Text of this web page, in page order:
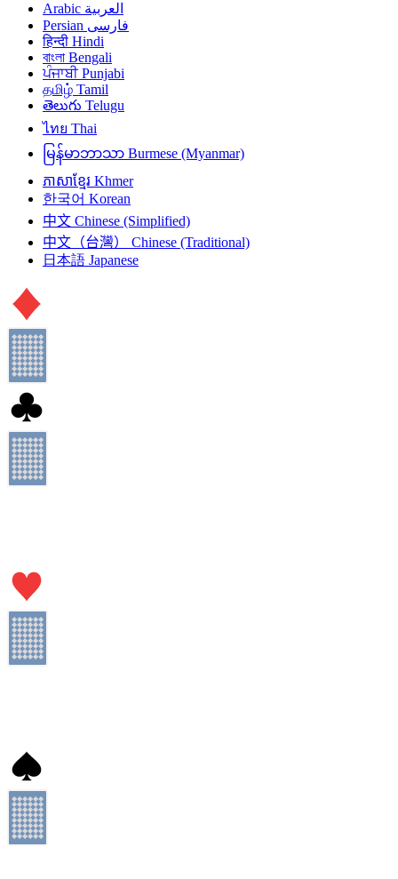
العربية Arabic
فارسی Persian
हिन्दी Hindi
বাংলা Bengali
ਪੰਜਾਬੀ Punjabi
தமிழ் Tamil
తెలుగు Telugu
ไทย Thai
မြန်မာဘာသာ Burmese (Myanmar)
ភាសាខ្មែរ Khmer
한국어 Korean
中文 Chinese (Simplified)
中文（台灣）
Chinese (Traditional)
日本語 Japanese